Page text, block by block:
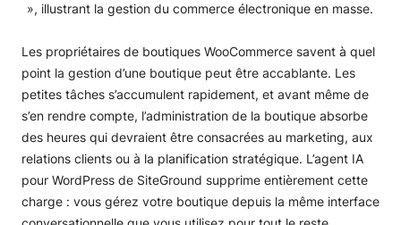
Les propriétaires de boutiques WooCommerce savent à quel
point la gestion d’une boutique peut être accablante. Les
petites tâches s’accumulent rapidement, et avant même de
s’en rendre compte, l’administration de la boutique absorbe
des heures qui devraient être consacrées au marketing, aux
relations clients ou à la planification stratégique. L’agent IA
pour WordPress de SiteGround supprime entièrement cette
charge : vous gérez votre boutique depuis la même interface